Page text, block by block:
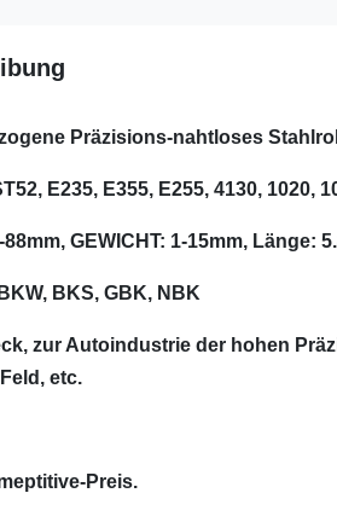
Präzisions-nahtloses
E235, E355, E255, 4130, 1020,
GEWICHT: 1-15mm, Länge:
BKS, GBK, NBK
zur Autoindustrie der hohen
etc.
Preis.